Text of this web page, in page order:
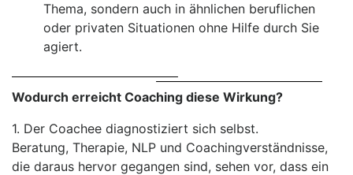
Thema, sondern auch in ähnlichen beruflichen
oder privaten Situationen ohne Hilfe durch Sie
agiert.
Wodurch erreicht Coaching diese Wirkung?
1. Der Coachee diagnostiziert sich selbst.
Beratung, Therapie, NLP und Coachingverständnisse,
die daraus hervor gegangen sind, sehen vor, dass ein